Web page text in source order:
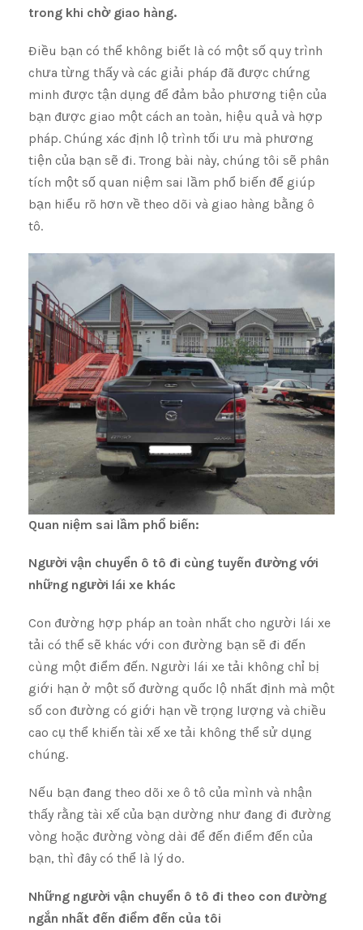
trong khi chờ giao hàng.
Điều bạn có thể không biết là có một số quy trình
chưa từng thấy và các giải pháp đã được chứng
minh được tận dụng để đảm bảo phương tiện của
bạn được giao một cách an toàn, hiệu quả và hợp
pháp. Chúng xác định lộ trình tối ưu mà phương
tiện của bạn sẽ đi. Trong bài này, chúng tôi sẽ phân
tích một số quan niệm sai lầm phổ biến để giúp
bạn hiểu rõ hơn về theo dõi và giao hàng bằng ô
tô.
Quan niệm sai lầm phổ biến:
Người vận chuyển ô tô đi cùng tuyến đường với
những người lái xe khác
Con đường hợp pháp an toàn nhất cho người lái xe
tải có thể sẽ khác với con đường bạn sẽ đi đến
cùng một điểm đến. Người lái xe tải không chỉ bị
giới hạn ở một số đường quốc lộ nhất định mà một
số con đường có giới hạn về trọng lượng và chiều
cao cụ thể khiến tài xế xe tải không thể sử dụng
chúng.
Nếu bạn đang theo dõi xe ô tô của mình và nhận
thấy rằng tài xế của bạn dường như đang đi đường
vòng hoặc đường vòng dài để đến điểm đến của
bạn, thì đây có thể là lý do.
Những người vận chuyển ô tô đi theo con đường
ngắn nhất đến điểm đến của tôi